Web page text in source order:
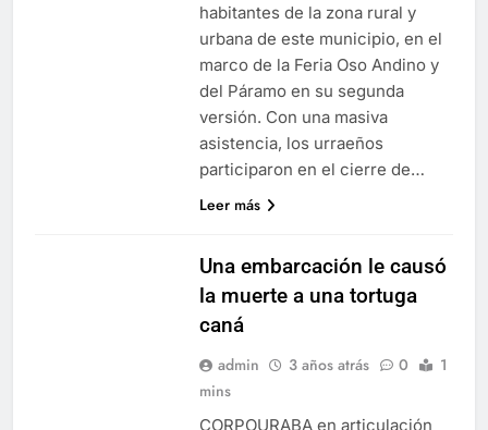
habitantes de la zona rural y
urbana de este municipio, en el
marco de la Feria Oso Andino y
del Páramo en su segunda
versión. Con una masiva
asistencia, los urraeños
participaron en el cierre de…
Leer más
Una embarcación le causó
la muerte a una tortuga
caná
admin 3 años atrás 0
1
mins
CORPOURABA en articulación